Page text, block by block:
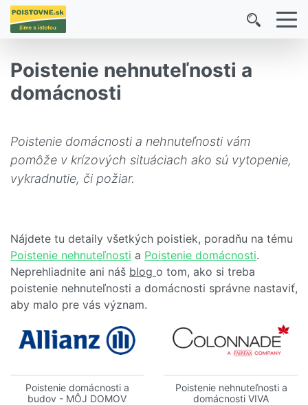
Poistenie nehnuteľnosti a
domácnosti
Poistenie domácnosti a nehnuteľnosti vám
pomôže v krízových situáciach ako sú vytopenie,
vykradnutie, či požiar.
Nájdete tu detaily všetkých poistiek, poradňu na tému
Poistenie nehnuteľnosti a Poistenie domácnosti.
Neprehliadnite ani náš blog o tom, ako si treba
poistenie nehnuteľnosti a domácnosti správne nastaviť,
aby malo pre vás význam.
Poistenie domácnosti a
budov - MÔJ DOMOV
Poistenie nehnuteľnosti a
domácnosti VIVA